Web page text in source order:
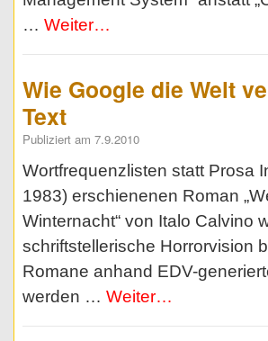
… Weiter…
Wie Google die Welt
Text
Publiziert am 7.9.2010
Wortfrequenzlisten statt Prosa
1983) erschienenen Roman
Winternacht“ von Italo Calvino
schriftstellerische Horrorvision
Romane anhand EDV-
werden … Weiter…